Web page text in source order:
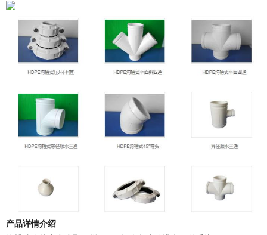
产品详情介绍